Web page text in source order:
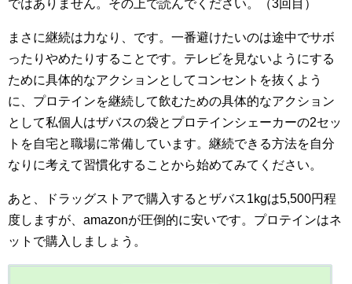
ではありません。その上で読んでください。（3回目）
まさに継続は力なり、です。一番避けたいのは途中でサボ
ったりやめたりすることです。テレビを見ないようにする
ために具体的なアクションとしてコンセントを抜くよう
に、プロテインを継続して飲むための具体的なアクション
として私個人はザバスの袋とプロテインシェーカーの2セッ
トを自宅と職場に常備しています。継続できる方法を自分
なりに考えて習慣化することから始めてみてください。
あと、ドラッグストアで購入するとザバス1kgは5,500円程
度しますが、amazonが圧倒的に安いです。プロテインはネ
ットで購入しましょう。